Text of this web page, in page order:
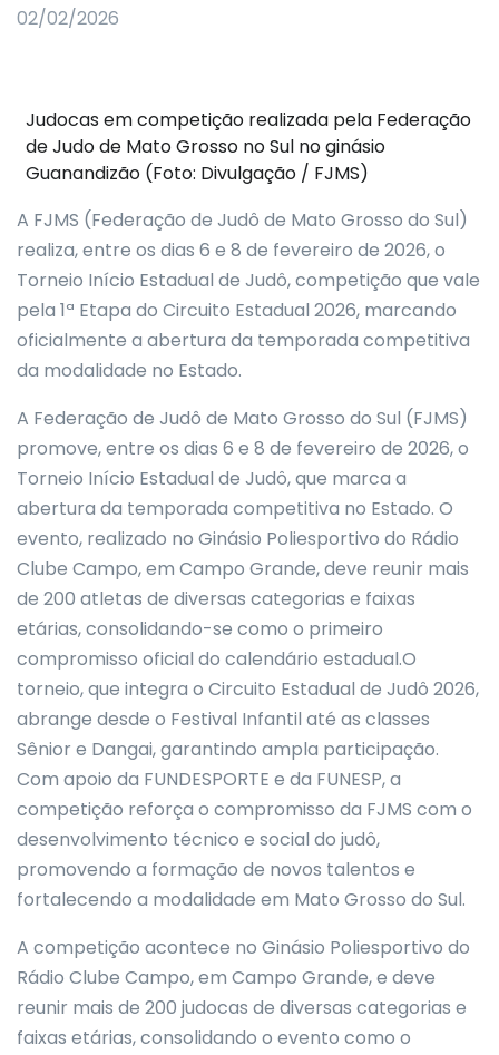
02/02/2026
Judocas em competição realizada pela Federação
de Judo de Mato Grosso no Sul no ginásio
Guanandizão (Foto: Divulgação / FJMS)
A FJMS (Federação de Judô de Mato Grosso do Sul)
realiza, entre os dias 6 e 8 de fevereiro de 2026, o
Torneio Início Estadual de Judô, competição que vale
pela 1ª Etapa do Circuito Estadual 2026, marcando
oficialmente a abertura da temporada competitiva
da modalidade no Estado.
A Federação de Judô de Mato Grosso do Sul (FJMS)
promove, entre os dias 6 e 8 de fevereiro de 2026, o
Torneio Início Estadual de Judô, que marca a
abertura da temporada competitiva no Estado. O
evento, realizado no Ginásio Poliesportivo do Rádio
Clube Campo, em Campo Grande, deve reunir mais
de 200 atletas de diversas categorias e faixas
etárias, consolidando-se como o primeiro
compromisso oficial do calendário estadual.O
torneio, que integra o Circuito Estadual de Judô 2026,
abrange desde o Festival Infantil até as classes
Sênior e Dangai, garantindo ampla participação.
Com apoio da FUNDESPORTE e da FUNESP, a
competição reforça o compromisso da FJMS com o
desenvolvimento técnico e social do judô,
promovendo a formação de novos talentos e
fortalecendo a modalidade em Mato Grosso do Sul.
A competição acontece no Ginásio Poliesportivo do
Rádio Clube Campo, em Campo Grande, e deve
reunir mais de 200 judocas de diversas categorias e
faixas etárias, consolidando o evento como o